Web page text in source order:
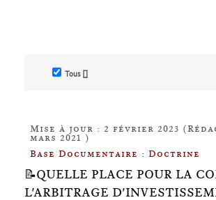
Tous []
Mise à jour : 2 février 2023
mars 2021 )
Base Documentaire : Doctrine
📝QUELLE PLACE POUR LA
L'ARBITRAGE